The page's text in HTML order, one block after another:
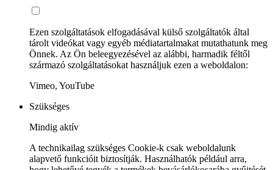
Ezen szolgáltatások elfogadásával külső szolgáltatók által
tárolt videókat vagy egyéb médiatartalmakat mutathatunk meg
Önnek. Az Ön beleegyezésével az alábbi, harmadik féltől
származó szolgáltatásokat használjuk ezen a weboldalon:
Vimeo, YouTube
Szükséges
Mindig aktív
A technikailag szükséges Cookie-k csak weboldalunk
alapvető funkcióit biztosítják. Használhatók például arra,